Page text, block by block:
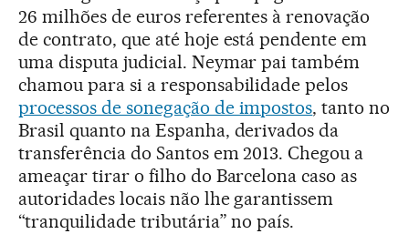
26 milhões de euros referentes à renovação
de contrato, que até hoje está pendente em
uma disputa judicial. Neymar pai também
chamou para si a responsabilidade pelos
processos de sonegação de impostos, tanto no
Brasil quanto na Espanha, derivados da
transferência do Santos em 2013. Chegou a
ameaçar tirar o filho do Barcelona caso as
autoridades locais não lhe garantissem
“tranquilidade tributária” no país.